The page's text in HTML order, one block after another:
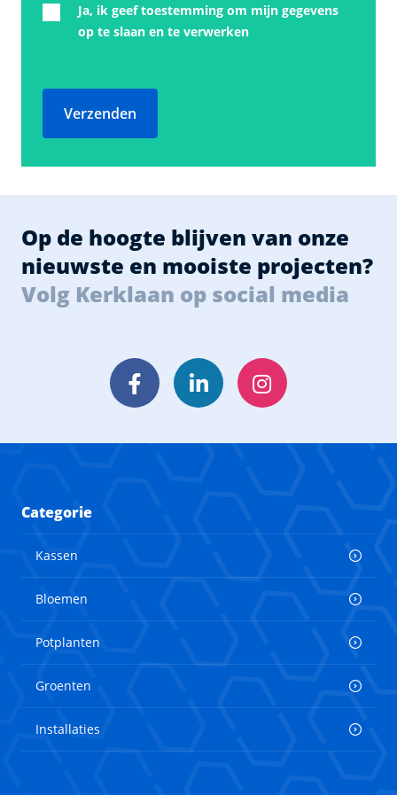
Ja, ik geef toestemming om mijn gegevens
op te slaan en te verwerken
Verzenden
Op de hoogte blijven van onze
nieuwste en mooiste projecten?
Volg Kerklaan op social media
FacebookLinkedInInstagram
Categorie
Kassen
Bloemen
Potplanten
Groenten
Installaties